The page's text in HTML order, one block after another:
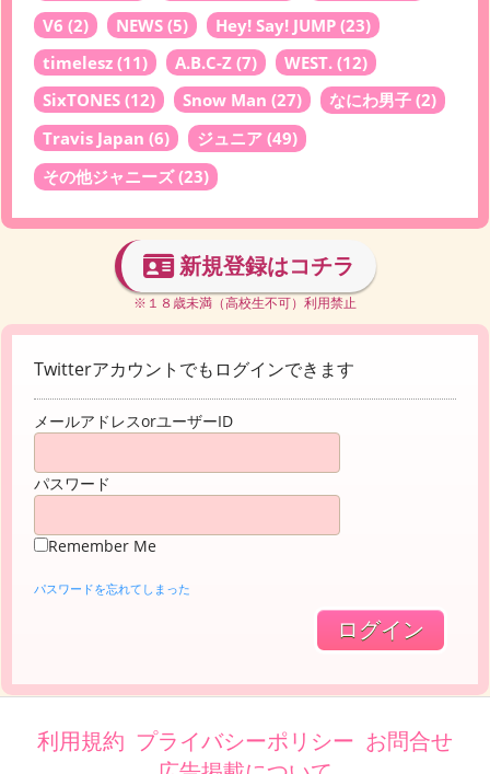
V6 (2) NEWS (5) Hey! Say! JUMP (23)
timelesz (11) A.B.C-Z (7) WEST. (12)
SixTONES (12) Snow Man (27) なにわ男子 (2)
Travis Japan (6) ジュニア (49)
その他ジャニーズ(23)
新規登録はコチラ
※１８歳未満（高校生不可）利用禁止
Twitterアカウントでもログインできます
メールアドレスorユーザーID
パスワード
Remember Me
パスワードを忘れてしまった
利用規約 プライバシーポリシー お問合せ